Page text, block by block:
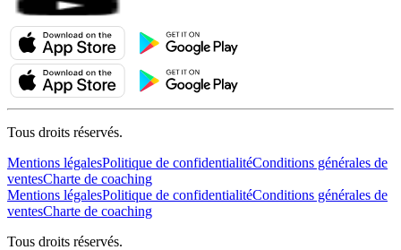
Tous droits réservés.
Mentions légalesPolitique de confidentialitéConditions générales de
ventesCharte de coaching
Mentions légalesPolitique de confidentialitéConditions générales de
ventesCharte de coaching
Tous droits réservés.